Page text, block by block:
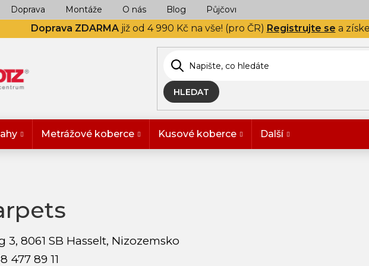
Doprava ZDARMA již od 4 990 Kč na vše! (pro ČR) Registrujte se a
Doprava Montáže O nás Blog Půjčovna
HLEDAT
Metrážové koberce Kusové koberce Další
3, 8061 SB Hasselt, Nizozemsko
477 89 11